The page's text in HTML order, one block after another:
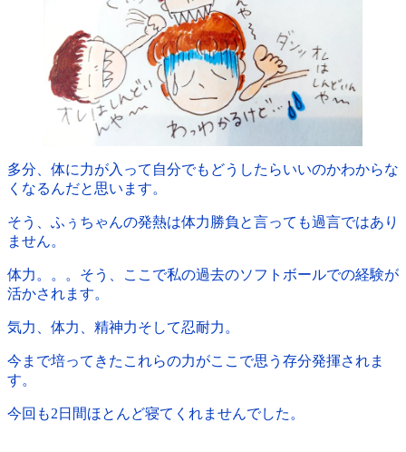
多分、体に力が入って自分でもどうしたらいいのかわからな
くなるんだと思います。
そう、ふぅちゃんの発熱は体力勝負と言っても過言ではあり
ません。
体力。。。そう、ここで私の過去のソフトボールでの経験が
活かされます。
気力、体力、精神力そして忍耐力。
今まで培ってきたこれらの力がここで思う存分発揮されま
す。
今回も2日間ほとんど寝てくれませんでした。